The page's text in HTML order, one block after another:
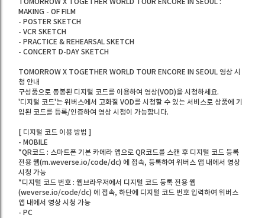
TOMORROW X TOGETHER WORLD TOUR ENCORE IN SEOUL :
MAKING - OF FILM
- POSTER SKETCH
- VCR SKETCH
- PRACTICE & REHEARSAL SKETCH
- CONCERT D-DAY SKETCH
TOMORROW X TOGETHER WORLD TOUR ENCORE IN SEOUL 영상 시
청 안내
구성품으로 동봉된 디지털 코드를 이용하여 영상(VOD)을 시청하세요.
'디지털 코드'는 위버스에서 고화질 VOD를 시청할 수 있는 서비스로 상품에 기
입된 코드를 등록/인증하여 영상 시청이 가능합니다.
[ 디지털 코드 이용 방법 ]
- MOBILE
*QR코드 : 스마트폰 기본 카메라 앱으로 QR코드를 스캔 후 디지털 코드 등록
전용 웹(m.weverse.io/code/dc) 에 접속, 등록하여 위버스 앱 내에서 영상
시청 가능
*디지털 코드 번호 : 웹브라우저에서 디지털 코드 등록 전용 웹
(weverse.io/code/dc) 에 접속, 하단에 디지털 코드 번호 입력하여 위버스
앱 내에서 영상 시청 가능
- PC